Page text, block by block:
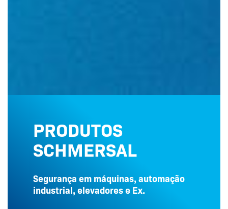
PRODUTOS
SCHMERSAL
Segurança em máquinas, automação
industrial, elevadores e Ex.